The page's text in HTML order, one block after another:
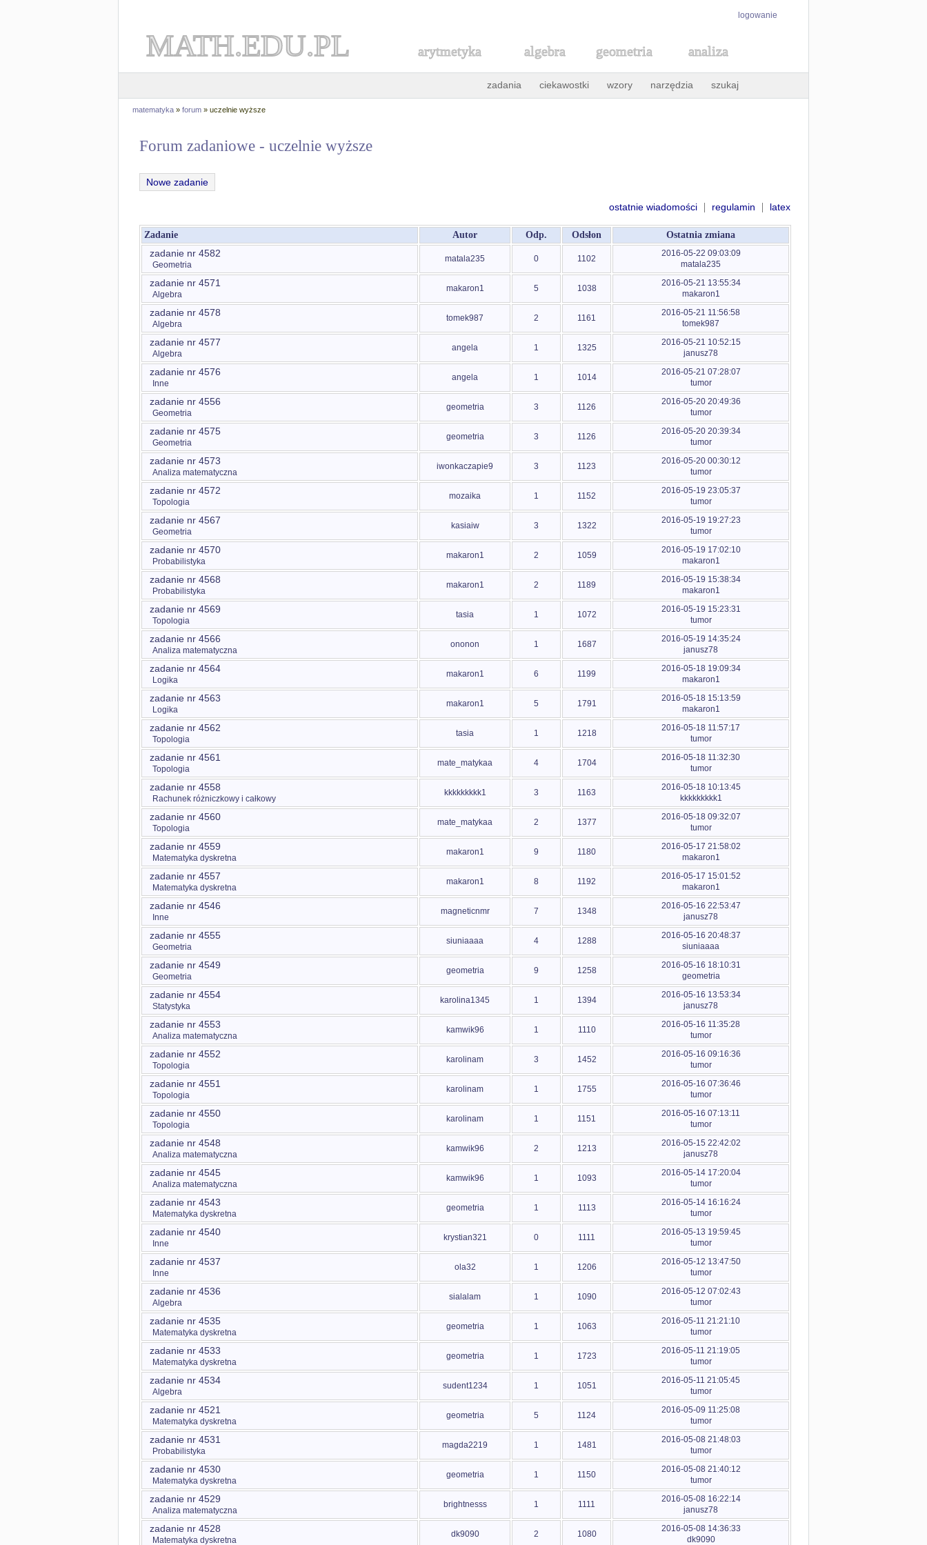
logowanie
MATH.EDU.PL arytmetyka algebra geometria analiza
zadania ciekawostki wzory narzędzia szukaj
matematyka » forum » uczelnie wyższe
Forum zadaniowe - uczelnie wyższe
Nowe zadanie
ostatnie wiadomości | regulamin | latex
Zadanie Autor Odp. Odsłon Ostatnia zmiana
zadanie nr 4582
Geometria
matala235 0 1102
2016-05-22 09:03:09
matala235
zadanie nr 4571
Algebra
makaron1 5 1038
2016-05-21 13:55:34
makaron1
zadanie nr 4578
Algebra
tomek987 2 1161
2016-05-21 11:56:58
tomek987
zadanie nr 4577
Algebra
angela 1 1325
2016-05-21 10:52:15
janusz78
zadanie nr 4576
Inne
angela 1 1014
2016-05-21 07:28:07
tumor
zadanie nr 4556
Geometria
geometria 3 1126
2016-05-20 20:49:36
tumor
zadanie nr 4575
Geometria
geometria 3 1126
2016-05-20 20:39:34
tumor
zadanie nr 4573
Analiza matematyczna
iwonkaczapie9 3 1123
2016-05-20 00:30:12
tumor
zadanie nr 4572
Topologia
mozaika 1 1152
2016-05-19 23:05:37
tumor
zadanie nr 4567
Geometria
kasiaiw 3 1322
2016-05-19 19:27:23
tumor
zadanie nr 4570
Probabilistyka
makaron1 2 1059
2016-05-19 17:02:10
makaron1
zadanie nr 4568
Probabilistyka
makaron1 2 1189
2016-05-19 15:38:34
makaron1
zadanie nr 4569
Topologia
tasia 1 1072
2016-05-19 15:23:31
tumor
zadanie nr 4566
Analiza matematyczna
ononon 1 1687
2016-05-19 14:35:24
janusz78
zadanie nr 4564
Logika
makaron1 6 1199
2016-05-18 19:09:34
makaron1
zadanie nr 4563
Logika
makaron1 5 1791
2016-05-18 15:13:59
makaron1
zadanie nr 4562
Topologia
tasia 1 1218
2016-05-18 11:57:17
tumor
zadanie nr 4561
Topologia
mate_matykaa 4 1704
2016-05-18 11:32:30
tumor
zadanie nr 4558
Rachunek różniczkowy i całkowy
kkkkkkkkk1 3 1163
2016-05-18 10:13:45
kkkkkkkkk1
zadanie nr 4560
Topologia
mate_matykaa 2 1377
2016-05-18 09:32:07
tumor
zadanie nr 4559
Matematyka dyskretna
makaron1 9 1180
2016-05-17 21:58:02
makaron1
zadanie nr 4557
Matematyka dyskretna
makaron1 8 1192
2016-05-17 15:01:52
makaron1
zadanie nr 4546
Inne
magneticnmr 7 1348
2016-05-16 22:53:47
janusz78
zadanie nr 4555
Geometria
siuniaaaa 4 1288
2016-05-16 20:48:37
siuniaaaa
zadanie nr 4549
Geometria
geometria 9 1258
2016-05-16 18:10:31
geometria
zadanie nr 4554
Statystyka
karolina1345 1 1394
2016-05-16 13:53:34
janusz78
zadanie nr 4553
Analiza matematyczna
kamwik96 1 1110
2016-05-16 11:35:28
tumor
zadanie nr 4552
Topologia
karolinam 3 1452
2016-05-16 09:16:36
tumor
zadanie nr 4551
Topologia
karolinam 1 1755
2016-05-16 07:36:46
tumor
zadanie nr 4550
Topologia
karolinam 1 1151
2016-05-16 07:13:11
tumor
zadanie nr 4548
Analiza matematyczna
kamwik96 2 1213
2016-05-15 22:42:02
janusz78
zadanie nr 4545
Analiza matematyczna
kamwik96 1 1093
2016-05-14 17:20:04
tumor
zadanie nr 4543
Matematyka dyskretna
geometria 1 1113
2016-05-14 16:16:24
tumor
zadanie nr 4540
Inne
krystian321 0 1111
2016-05-13 19:59:45
tumor
zadanie nr 4537
Inne
ola32 1 1206
2016-05-12 13:47:50
tumor
zadanie nr 4536
Algebra
sialalam 1 1090
2016-05-12 07:02:43
tumor
zadanie nr 4535
Matematyka dyskretna
geometria 1 1063
2016-05-11 21:21:10
tumor
zadanie nr 4533
Matematyka dyskretna
geometria 1 1723
2016-05-11 21:19:05
tumor
zadanie nr 4534
Algebra
sudent1234 1 1051
2016-05-11 21:05:45
tumor
zadanie nr 4521
Matematyka dyskretna
geometria 5 1124
2016-05-09 11:25:08
tumor
zadanie nr 4531
Probabilistyka
magda2219 1 1481
2016-05-08 21:48:03
tumor
zadanie nr 4530
Matematyka dyskretna
geometria 1 1150
2016-05-08 21:40:12
tumor
zadanie nr 4529
Analiza matematyczna
brightnesss 1 1111
2016-05-08 16:22:14
janusz78
zadanie nr 4528
Matematyka dyskretna
dk9090 2 1080
2016-05-08 14:36:33
dk9090